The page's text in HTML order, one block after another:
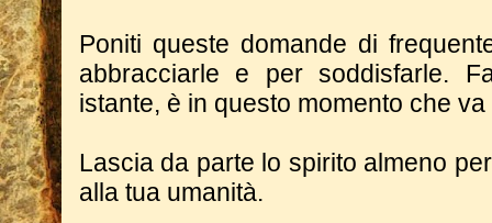
Poniti queste domande di
abbracciarle e per soddisfarle.
istante, è in questo momento che
Lascia da parte lo spirito almeno
alla tua umanità.